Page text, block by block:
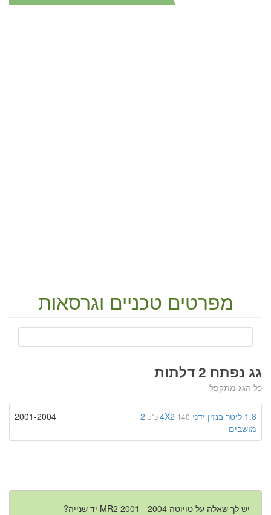
מפרטים טכניים וגרסאות
גג נפתח 2 דלתות
כל הגג מתקפל
1.8 ליטר בנזין ידני 4X2 140 כ"ס
2
מושבים
2001-2004
יש לך שאלה על טויוטה MR2 2001 - 2004 יד שנייה?